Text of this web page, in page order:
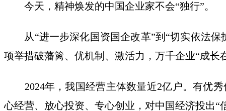
今天，精神焕发的中国企业家不会“独行”。
从“进一步深化国资国企改革”到“切实依法保
项举措破藩篱、优机制、激活力，万千企业“成长
2024年，我国经营主体数量近2亿户。有优秀
心经营、放心投资、专心创业，对中国经济投出“